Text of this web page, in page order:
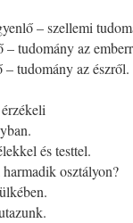
–szellemi
–tudomány az
–tudomány az észről.
és testtel.
osztályon?